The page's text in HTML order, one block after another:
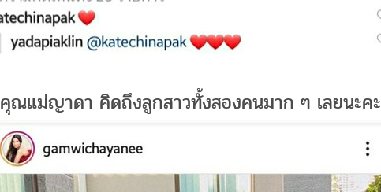
คุณแม่ญาดา คิดถึงลูกสาวทั้งสองคนมาก ๆ เลยนะคะ